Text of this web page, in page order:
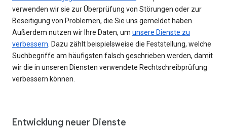
verwenden wir sie zur Überprüfung von Störungen oder zur
Beseitigung von Problemen, die Sie uns gemeldet haben.
Außerdem nutzen wir Ihre Daten, um unsere Dienste zu
verbessern . Dazu zählt beispielsweise die Feststellung, welche
Suchbegriffe am häufigsten falsch geschrieben werden, damit
wir die in unseren Diensten verwendete Rechtschreibprüfung
verbessern können.
Entwicklung neuer Dienste